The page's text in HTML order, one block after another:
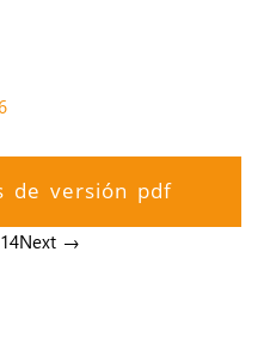
de versión pdf
14Next →